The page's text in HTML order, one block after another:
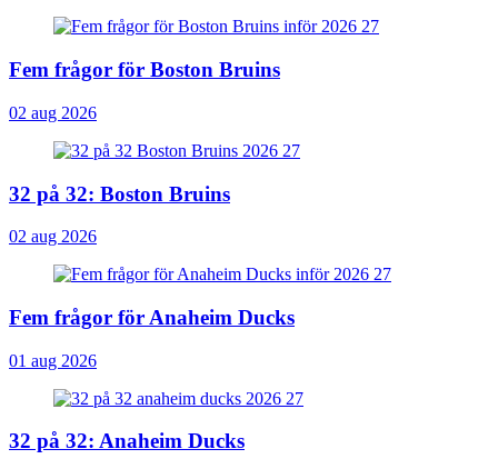
Fem frågor för Boston Bruins
02 aug 2026
32 på 32: Boston Bruins
02 aug 2026
Fem frågor för Anaheim Ducks
01 aug 2026
32 på 32: Anaheim Ducks